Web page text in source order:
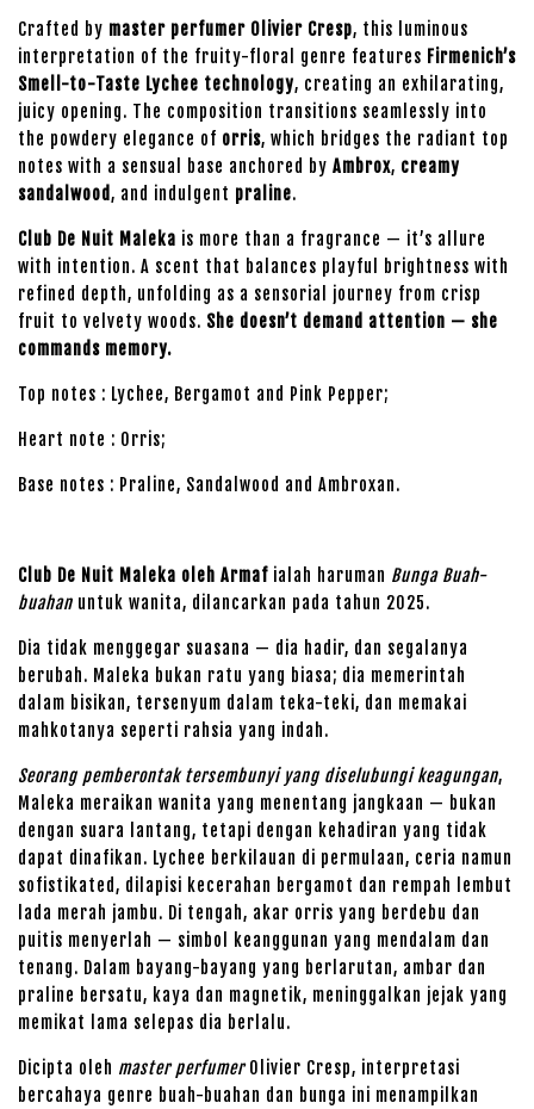
Crafted by master perfumer Olivier Cresp, this luminous
interpretation of the fruity-floral genre features Firmenich’s
Smell-to-Taste Lychee technology, creating an exhilarating,
juicy opening. The composition transitions seamlessly into
the powdery elegance of orris, which bridges the radiant top
notes with a sensual base anchored by Ambrox, creamy
sandalwood, and indulgent praline.
Club De Nuit Maleka is more than a fragrance — it’s allure
with intention. A scent that balances playful brightness with
refined depth, unfolding as a sensorial journey from crisp
fruit to velvety woods. She doesn’t demand attention — she
commands memory.
Top notes : Lychee, Bergamot and Pink Pepper;
Heart note : Orris;
Base notes : Praline, Sandalwood and Ambroxan.
Club De Nuit Maleka oleh Armaf ialah haruman Bunga Buah-
buahan untuk wanita, dilancarkan pada tahun 2025.
Dia tidak menggegar suasana — dia hadir, dan segalanya
berubah. Maleka bukan ratu yang biasa; dia memerintah
dalam bisikan, tersenyum dalam teka-teki, dan memakai
mahkotanya seperti rahsia yang indah.
Seorang pemberontak tersembunyi yang diselubungi keagungan,
Maleka meraikan wanita yang menentang jangkaan — bukan
dengan suara lantang, tetapi dengan kehadiran yang tidak
dapat dinafikan. Lychee berkilauan di permulaan, ceria namun
sofistikated, dilapisi kecerahan bergamot dan rempah lembut
lada merah jambu. Di tengah, akar orris yang berdebu dan
puitis menyerlah — simbol keanggunan yang mendalam dan
tenang. Dalam bayang-bayang yang berlarutan, ambar dan
praline bersatu, kaya dan magnetik, meninggalkan jejak yang
memikat lama selepas dia berlalu.
Dicipta oleh master perfumerOlivier Cresp, interpretasi
bercahaya genre buah-buahan dan bunga ini menampilkan